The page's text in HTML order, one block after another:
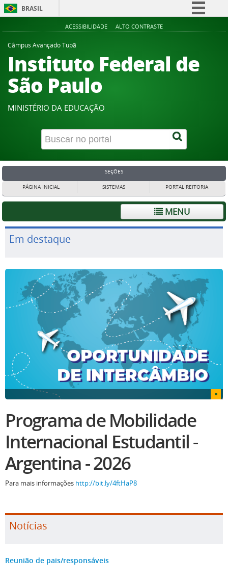
BRASIL
Simplifique!
Participe
Acesso à informação
ACESSIBILIDADE ALTO CONTRASTE
Câmpus Avançado Tupã
Instituto Federal de
São Paulo
MINISTÉRIO DA EDUCAÇÃO
SEÇÕES
PÁGINA INICIAL SISTEMAS PORTAL REITORIA
MENU
Em destaque
Programa de Mobilidade
Internacional Estudantil -
Argentina - 2026
Para mais informações http://bit.ly/4ftHaP8
Notícias
Reunião de pais/responsáveis